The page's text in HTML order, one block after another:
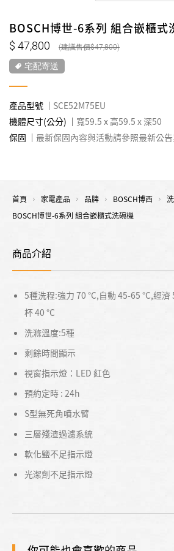
BOSCH博世-6系列 組合嵌櫃式
47,800 47,800
宅配寄送
產品型號
SCE52M75EU
機體尺寸(公分)
寬59.5 x 高59.5 x 深50
保固
最新保固內容與活動請參照最新公
首頁 家電產品 品牌 BOSCH博西
BOSCH博世-6系列 組合嵌櫃式洗碗機
商品介紹
5種洗程:強力 70 °C,自動 45-65 °C,經濟
杯 40 °C
洗滌溫度:5種
剩餘時間顯示
視窗指示燈：LED 紅色
預約定時 : 24h
S型無死角噴水臂
三層殘渣過濾系統
軟化鹽不足指示燈
光潔劑不足指示燈